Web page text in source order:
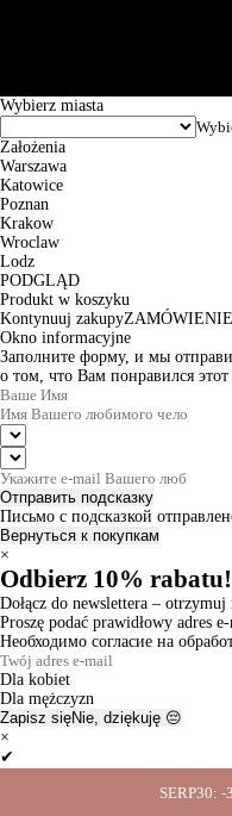
SERP30:
Wybierz miasta
Założenia
Warszawa
Katowice
Poznan
Krakow
Wroclaw
Lodz
PODGLĄD
Produkt w koszyku
Kontynuuj zakupyZAMÓWIENIE
Okno informacyjne
Заполните форму, и мы
о том, что Вам понравился этот
Отправить подсказку
Письмо с подсказкой
Вернуться к покупкам
×
Odbierz 10% rabatu!
Dołącz do newslettera –
Proszę podać prawidłowy adres e-
Необходимо согласие на
Dla kobiet
Dla mężczyzn
Zapisz sięNie, dziękuję 😔
×
✔
Thanks for the